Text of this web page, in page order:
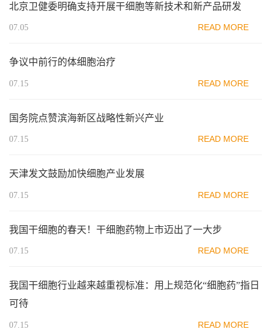
北京卫健委明确支持开展干细胞等新技术和新产品研发
07.05 READ MORE
争议中前行的体细胞治疗
07.15 READ MORE
国务院点赞滨海新区战略性新兴产业
07.15 READ MORE
天津发文鼓励加快细胞产业发展
07.15 READ MORE
我国干细胞的春天！干细胞药物上市迈出了一大步
07.15 READ MORE
我国干细胞行业越来越重视标准：用上规范化“细胞药”指日
可待
07.15 READ MORE